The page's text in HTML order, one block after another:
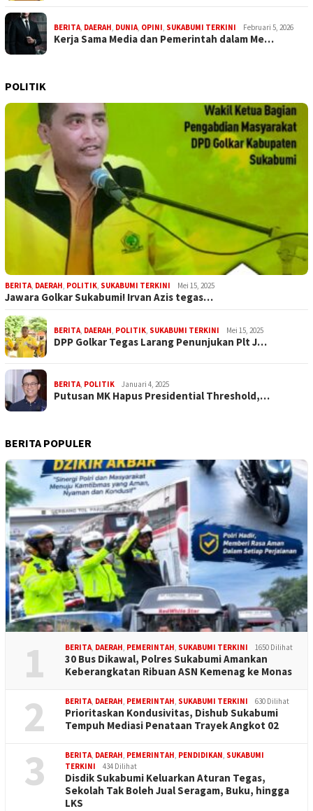
BERITA, DAERAH, DUNIA, OPINI, SUKABUMI TERKINI Februari 5, 2026
Kerja Sama Media dan Pemerintah dalam Me…
POLITIK
BERITA, DAERAH, POLITIK, SUKABUMI TERKINI Mei 15, 2025
Jawara Golkar Sukabumi! Irvan Azis tegas…
BERITA, DAERAH, POLITIK, SUKABUMI TERKINI Mei 15, 2025
DPP Golkar Tegas Larang Penunjukan Plt J…
BERITA, POLITIK Januari 4, 2025
Putusan MK Hapus Presidential Threshold,…
BERITA POPULER
1 BERITA, DAERAH, PEMERINTAH, SUKABUMI TERKINI 1650 Dilihat
30 Bus Dikawal, Polres Sukabumi Amankan
Keberangkatan Ribuan ASN Kemenag ke Monas
2 BERITA, DAERAH, PEMERINTAH, SUKABUMI TERKINI 630 Dilihat
Prioritaskan Kondusivitas, Dishub Sukabumi
Tempuh Mediasi Penataan Trayek Angkot 02
3 BERITA, DAERAH, PEMERINTAH, PENDIDIKAN, SUKABUMI
TERKINI
434 Dilihat
Disdik Sukabumi Keluarkan Aturan Tegas,
Sekolah Tak Boleh Jual Seragam, Buku, hingga
LKS